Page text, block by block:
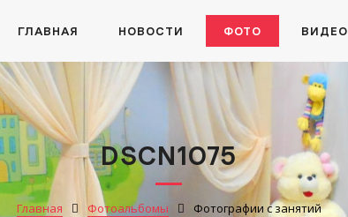
ГЛАВНАЯ НОВОСТИ ФОТО ВИДЕО
DSCN1075
Главная Фотоальбомы Фотографии с занятий